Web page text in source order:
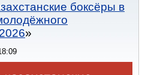
боксёры в